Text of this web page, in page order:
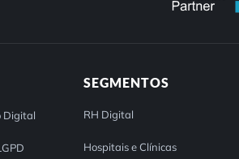
Digital
SEGMENTOS
RH Digital
Hospitais e Clínicas